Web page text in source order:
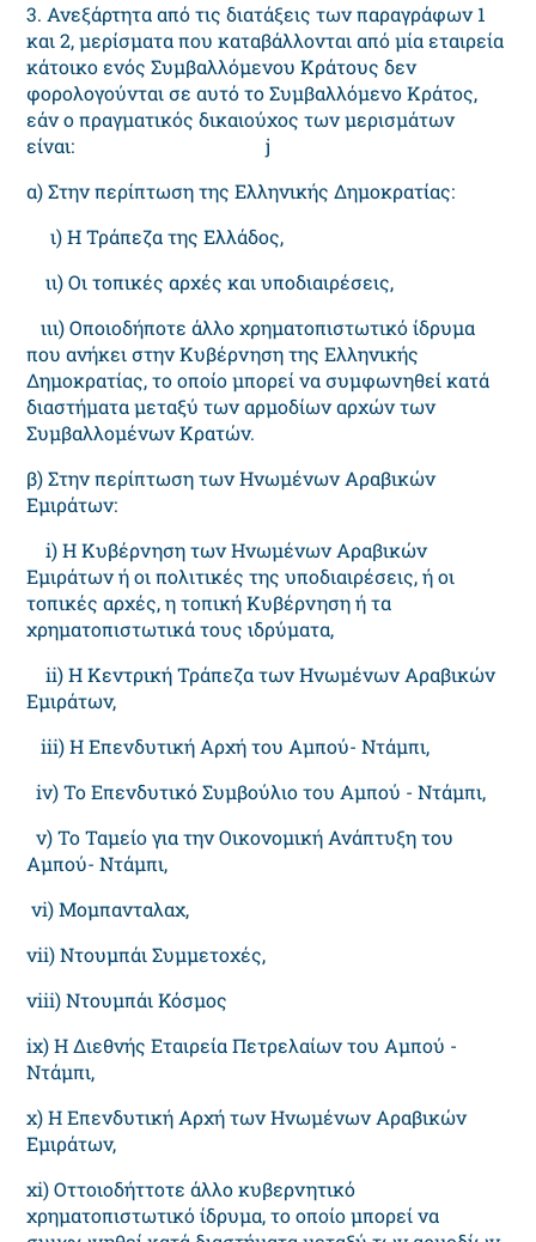
3. Ανεξάρτητα από τις διατάξεις των παραγράφων 1
και 2, μερίσματα που καταβάλλονται από μία εταιρεία
κάτοικο ενός Συμβαλλόμενου Κράτους δεν
φορολογούνται σε αυτό το Συμβαλλόμενο Κράτος,
εάν ο πραγματικός δικαιούχος των μερισμάτων
είναι: j
α) Στην περίπτωση της Ελληνικής Δημοκρατίας:
ι) Η Τράπεζα της Ελλάδος,
ιι) Οι τοπικές αρχές και υποδιαιρέσεις,
ιιι) Οποιοδήποτε άλλο χρηματοπιστωτικό ίδρυμα
που ανήκει στην Κυβέρνηση της Ελληνικής
Δημοκρατίας, το οποίο μπορεί να συμφωνηθεί κατά
διαστήματα μεταξύ των αρμοδίων αρχών των
Συμβαλλομένων Κρατών.
β) Στην περίπτωση των Ηνωμένων Αραβικών
Εμιράτων:
i) Η Κυβέρνηση των Ηνωμένων Αραβικών
Εμιράτων ή οι πολιτικές της υποδιαιρέσεις, ή οι
τοπικές αρχές, η τοπική Κυβέρνηση ή τα
χρηματοπιστωτικά τους ιδρύματα,
ii) Η Κεντρική Τράπεζα των Ηνωμένων Αραβικών
Εμιράτων,
iii) Η Επενδυτική Αρχή του Αμπού- Ντάμπι,
iν) Το Επενδυτικό Συμβούλιο του Αμπού - Ντάμπι,
ν) Το Ταμείο για την Οικονομική Ανάπτυξη του
Αμπού- Ντάμπι,
νi) Μομπανταλαχ,
νii) Ντουμπάι Συμμετοχές,
viii) Ντουμπάι Κόσμος
ix) Η Διεθνής Εταιρεία Πετρελαίων του Αμπού -
Ντάμπι,
x) Η Επενδυτική Αρχή των Ηνωμένων Αραβικών
Εμιράτων,
xi) Οττοιοδήττοτε άλλο κυβερνητικό
χρηματοπιστωτικό ίδρυμα, το οποίο μπορεί να